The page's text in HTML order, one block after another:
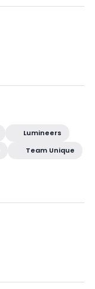
Lumineers
Team Unique